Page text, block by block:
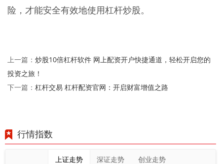
险，才能安全有效地使用杠杆炒股。
上一篇： 炒股10倍杠杆软件 网上配资开户快捷通道，轻松开启您的
投资之旅！
下一篇： 杠杆交易 杠杆配资官网：开启财富增值之路
行情指数
上证走势 深证走势 创业走势